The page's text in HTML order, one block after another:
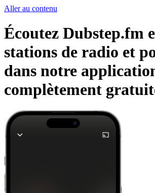
Aller au contenu
Écoutez Dubstep.fm
stations de radio et
dans notre
complètement